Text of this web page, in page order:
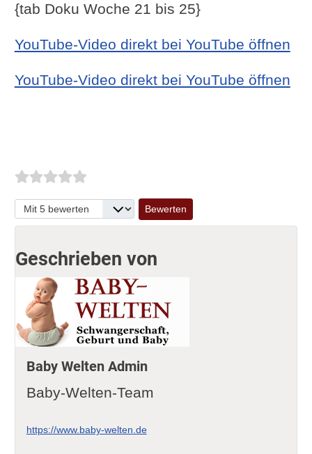
{tab Doku Woche 21 bis 25}
YouTube-Video direkt bei YouTube öffnen
YouTube-Video direkt bei YouTube öffnen
Bitte bewerten
Geschrieben von
Baby Welten Admin
Baby-Welten-Team
https://www.baby-welten.de